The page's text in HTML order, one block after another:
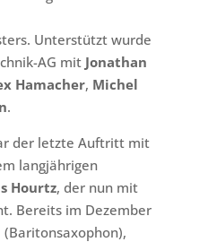
Unterstützt wurde
AG mit Jonathan
Hamacher, Michel
.
der letzte Auftritt mit
langjährigen
Hourtz, der nun mit
Bereits im Dezember
(Baritonsaxophon),